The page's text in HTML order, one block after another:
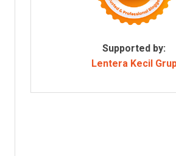
Supported by:
Lentera Kecil